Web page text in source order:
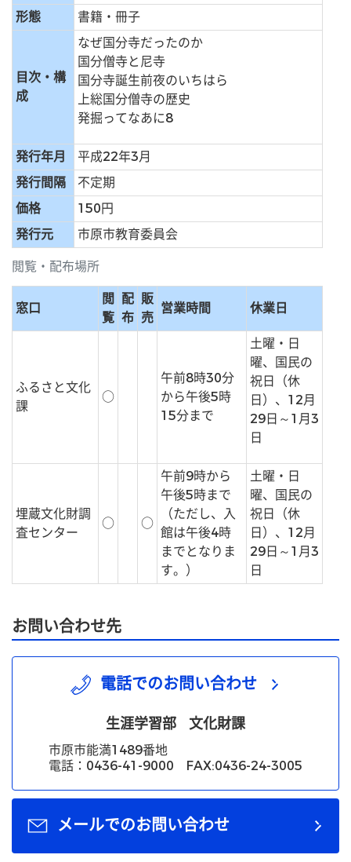
形態
書籍・冊子
目次・構
成
なぜ国分寺だったのか
国分僧寺と尼寺
国分寺誕生前夜のいちはら
上総国分僧寺の歴史
発掘ってなあに8
発行年月
平成22年3月
発行間隔
不定期
価格
150円
発行元
市原市教育委員会
閲覧・配布場所
窓口
閲
覧
配
布
販
売
営業時間 休業日
ふるさと文化
課
○
午前8時30分
から午後5時
15分まで
土曜・日
曜、国民の
祝日（休
日）、12月
29日～1月3
日
埋蔵文化財調
査センター
○ ○
午前9時から
午後5時まで
（ただし、入
館は午後4時
までとなりま
す。）
土曜・日
曜、国民の
祝日（休
日）、12月
29日～1月3
日
お問い合わせ先
電話でのお問い合わせ
生涯学習部 文化財課
市原市能満1489番地
電話：0436-41-9000 FAX:0436-24-3005
メールでのお問い合わせ